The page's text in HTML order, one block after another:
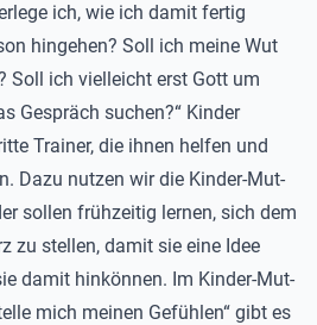
ich, wie ich damit fertig
hingehen? Soll ich meine Wut
Soll ich vielleicht erst Gott um
Gespräch suchen?“ Kinder
Trainer, die ihnen helfen und
Dazu nutzen wir die Kinder-Mut-
sollen frühzeitig lernen, sich dem
zu stellen, damit sie eine Idee
damit hinkönnen. Im Kinder-Mut-
mich meinen Gefühlen“ gibt es